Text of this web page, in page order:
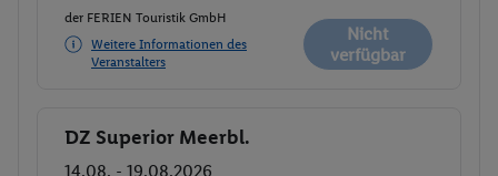
der FERIEN Touristik GmbH
Weitere Informationen des
Veranstalters
Nicht
verfügbar
Buchen
DZ Superior Meerbl.
14.08. - 19.08.2026